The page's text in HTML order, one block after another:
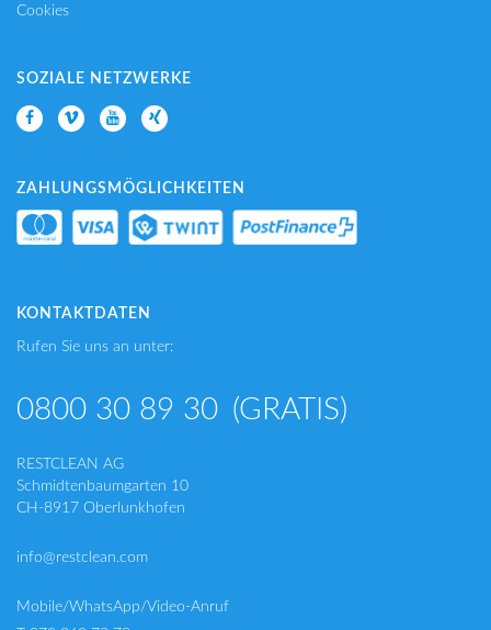
Cookies
SOZIALE NETZWERKE
ZAHLUNGSMÖGLICHKEITEN
KONTAKTDATEN
Rufen Sie uns an unter:
0800 30 89 30 (GRATIS)
RESTCLEAN AG
Schmidtenbaumgarten 10
CH-8917 Oberlunkhofen
info@restclean.com
Mobile/WhatsApp/Video-Anruf